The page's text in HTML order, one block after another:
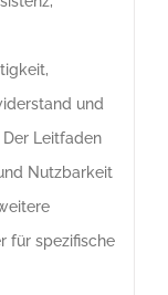
und
Leitfaden
Nutzbarkeit
für spezifische